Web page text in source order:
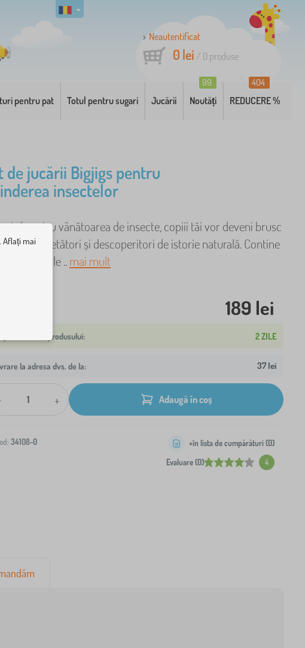
Neautentificat
0 lei / 0 produse
pentru pat Totul pentru sugari Jucării Noutăți
99
REDUCERE %
404
de jucării Bigjigs pentru
insectelor
pentru vânătoarea de insecte, copiii tăi vor deveni brusc
cercetători și descoperitori de istorie naturală. Contine
accesoriile ..mai mult
189 lei
2 ZILE
la adresa dvs. de la: 37 lei
+ Adaugă în coș
34108-0
Evaluare (0) 4
+în lista de cumpărături (0)
Aflați mai